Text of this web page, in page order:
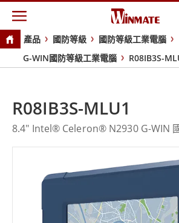
產品 國防等級
國防等級工業電腦
G-WIN國防等級工業電腦
R08IB3S-
R08IB3S-MLU1
8.4" Intel® Celeron® N2930 G-WIN